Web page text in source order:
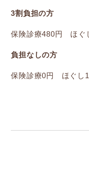
3割負担の方
保険診療480円 ほぐ
負担なしの方
保険診療0円 ほぐし